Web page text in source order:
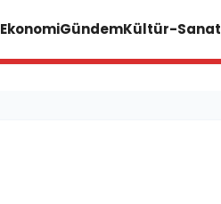
EkonomiGündemKültür-Sanat